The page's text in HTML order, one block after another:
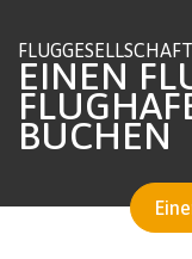
EINEN
BUCHEN